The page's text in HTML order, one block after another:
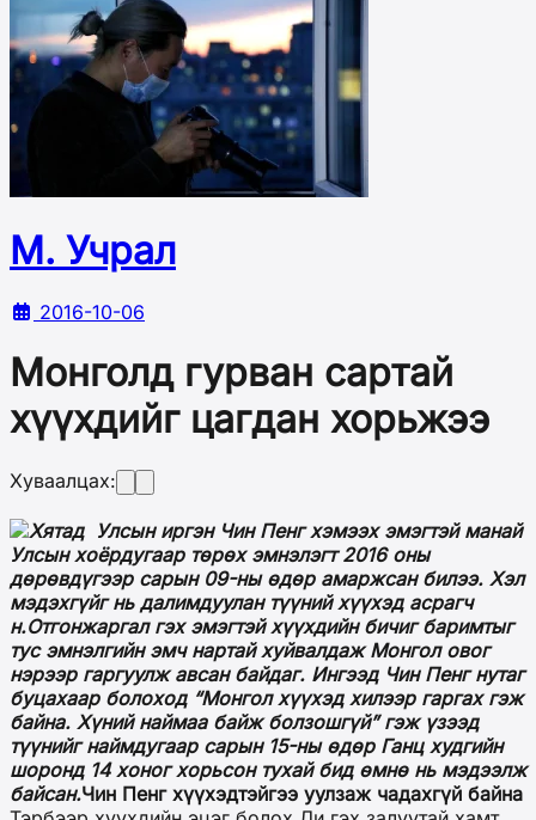
М. Учрал
2016-10-06
Монголд гурван сартай
хүүхдийг цагдан хорьжээ
Хуваалцах:
Хятад Улсын иргэн Чин Пенг хэмээх эмэгтэй манай
Улсын хоёрдугаар төрөх эмнэлэгт 2016 оны
дөрөвдүгээр сарын 09-ны өдөр амаржсан билээ. Хэл
мэдэхгүйг нь далимдуулан түүний хүүхэд асрагч
н.Отгонжаргал гэх эмэгтэй хүүхдийн бичиг баримтыг
тус эмнэлгийн эмч нартай хуйвалдаж Монгол овог
нэрээр гаргуулж авсан байдаг. Ингээд Чин Пенг нутаг
буцахаар болоход “Монгол хүүхэд хилээр гаргах гэж
байна. Хүний наймаа байж болзошгүй” гэж үзээд
түүнийг наймдугаар сарын 15-ны өдөр Ганц худгийн
шоронд 14 хоног хорьсон тухай бид өмнө нь мэдээлж
байсан.Чин Пенг хүүхэдтэйгээ уулзаж чадахгүй байна